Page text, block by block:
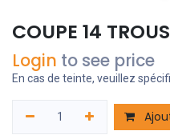
COUPE 14
Login to see price
En cas de teinte, veuillez